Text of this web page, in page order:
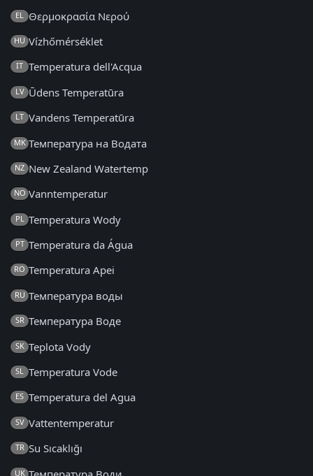
EL Θερμοκρασία Νερού
HU Vízhőmérséklet
IT Temperatura dell'Acqua
LV Ūdens Temperatūra
LT Vandens Temperatūra
MK Температура на Водата
NZ New Zealand Watertemp
NO Vanntemperatur
PL Temperatura Wody
PT Temperatura da Água
RO Temperatura Apei
RU Температура воды
SR Температура Воде
SK Teplota Vody
SL Temperatura Vode
ES Temperatura del Agua
SV Vattentemperatur
TR Su Sıcaklığı
UK